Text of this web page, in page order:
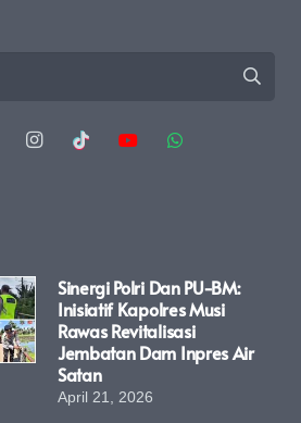
Sinergi Polri Dan PU-BM:
Inisiatif Kapolres Musi
Rawas Revitalisasi
Jembatan Dam Inpres Air
Satan
April 21, 2026